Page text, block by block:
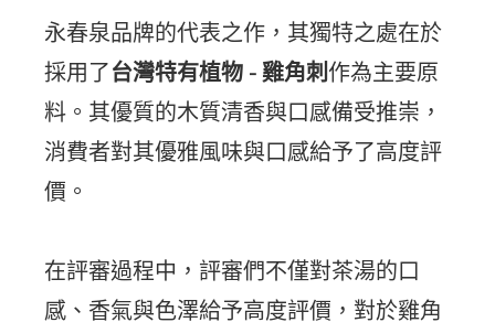
永春泉品牌的代表之作，其獨特之處在於
採用了台灣特有植物 - 雞角刺作為主要原
料。其優質的木質清香與口感備受推崇，
消費者對其優雅風味與口感給予了高度評
價。
在評審過程中，評審們不僅對茶湯的口
感、香氣與色澤給予高度評價，對於雞角